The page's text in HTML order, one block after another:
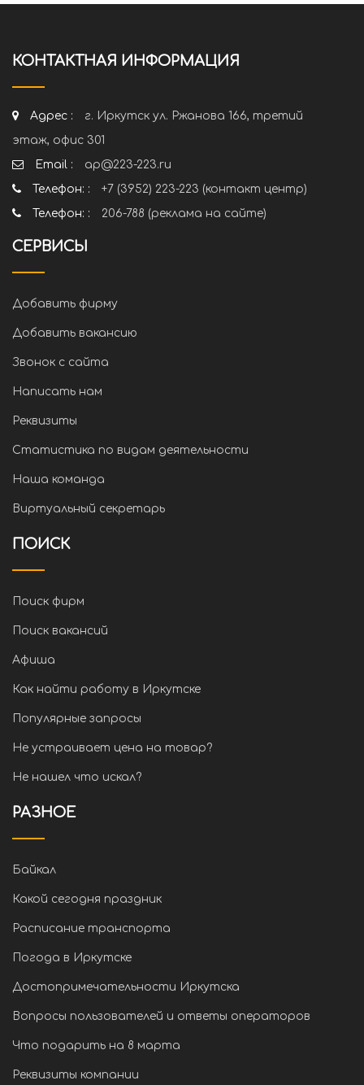
КОНТАКТНАЯ ИНФОРМАЦИЯ
Адрес :
г. Иркутск ул. Ржанова 166, третий
этаж, офис 301
Email :
ap@223-223.ru
Телефон: :
+7 (3952) 223-223 (контакт центр)
Телефон: :
206-788 (реклама на сайте)
СЕРВИСЫ
Добавить фирму
Добавить вакансию
Звонок с сайта
Написать нам
Реквизиты
Статистика по видам деятельности
Наша команда
Виртуальный секретарь
ПОИСК
Поиск фирм
Поиск вакансий
Афиша
Как найти работу в Иркутске
Популярные запросы
Не устраивает цена на товар?
Не нашел что искал?
РАЗНОЕ
Байкал
Какой сегодня праздник
Расписание транспорта
Погода в Иркутске
Достопримечательности Иркутска
Вопросы пользователей и ответы операторов
Что подарить на 8 марта
Реквизиты компании